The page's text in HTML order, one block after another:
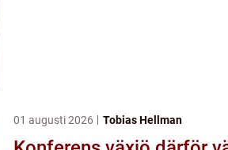
01 augusti 2026 Tobias Hellman